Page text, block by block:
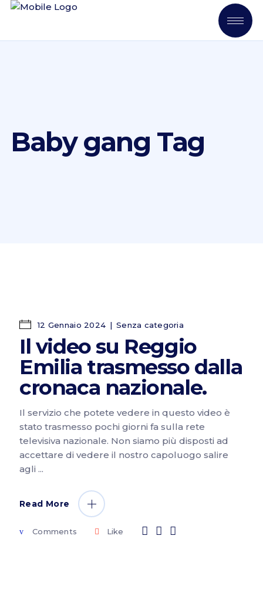
Baby gang Tag
12 Gennaio 2024 Senza categoria
Il video su Reggio
Emilia trasmesso dalla
cronaca nazionale.
Il servizio che potete vedere in questo video è
stato trasmesso pochi giorni fa sulla rete
televisiva nazionale. Non siamo più disposti ad
accettare di vedere il nostro capoluogo salire
agli
Read More
Comments Like